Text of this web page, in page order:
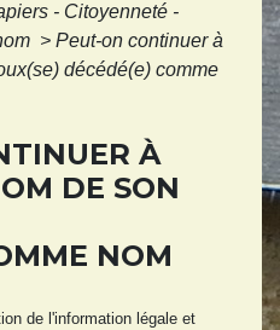
- Citoyenneté -
> Peut-on continuer à
décédé(e) comme
À
DE SON
NOM
de l'information légale et